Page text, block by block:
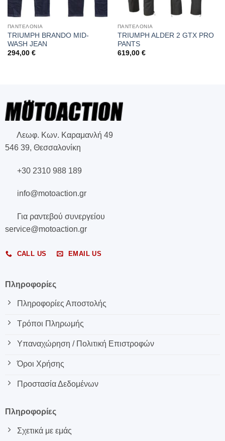
ΠΑΝΤΕΛΟΝΙΑ
TRIUMPH BRANDO MID-
WASH JEAN
294,00 €
ΠΑΝΤΕΛΟΝΙΑ
TRIUMPH ALDER 2 GTX PRO
PANTS
619,00 €
Λεωφ. Κων. Καραμανλή 49
546 39, Θεσσαλονίκη
+30 2310 988 189
info@motoaction.gr
Για ραντεβού συνεργείου
service@motoaction.gr
CALL US EMAIL US
Πληροφορίες
Πληροφορίες Αποστολής
Τρόποι Πληρωμής
Υπαναχώρηση / Πολιτική Επιστροφών
Όροι Χρήσης
Προστασία Δεδομένων
Πληροφορίες
Σχετικά με εμάς